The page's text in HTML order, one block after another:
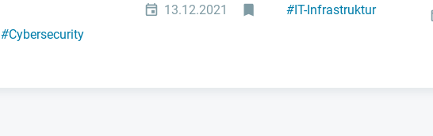
#Cybersecurity
13.12.2021 #IT-Infrastruktur